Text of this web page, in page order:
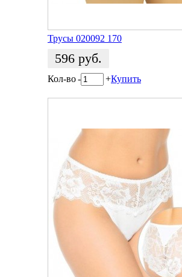
Трусы 020092 170
596 руб.
Кол-во- +Купить